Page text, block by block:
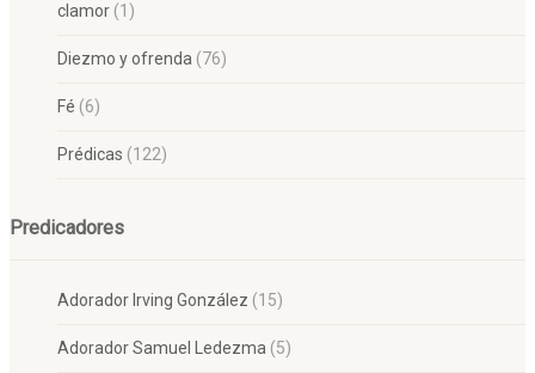
clamor (1)
Diezmo y ofrenda (76)
Fé (6)
Prédicas (122)
Predicadores
Adorador Irving González (15)
Adorador Samuel Ledezma (5)